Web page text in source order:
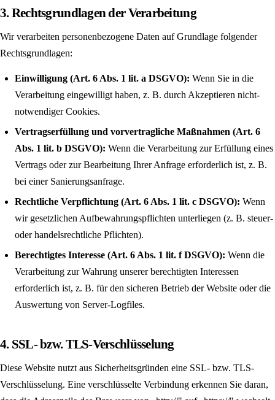
3. Rechtsgrundlagen der Verarbeitung
Wir verarbeiten personenbezogene Daten auf Grundlage folgender
Rechtsgrundlagen:
Einwilligung (Art. 6 Abs. 1 lit. a DSGVO): Wenn Sie in die
Verarbeitung eingewilligt haben, z. B. durch Akzeptieren nicht-
notwendiger Cookies.
Vertragserfüllung und vorvertragliche Maßnahmen (Art. 6
Abs. 1 lit. b DSGVO): Wenn die Verarbeitung zur Erfüllung eines
Vertrags oder zur Bearbeitung Ihrer Anfrage erforderlich ist, z. B.
bei einer Sanierungsanfrage.
Rechtliche Verpflichtung (Art. 6 Abs. 1 lit. c DSGVO): Wenn
wir gesetzlichen Aufbewahrungspflichten unterliegen (z. B. steuer-
oder handelsrechtliche Pflichten).
Berechtigtes Interesse (Art. 6 Abs. 1 lit. f DSGVO): Wenn die
Verarbeitung zur Wahrung unserer berechtigten Interessen
erforderlich ist, z. B. für den sicheren Betrieb der Website oder die
Auswertung von Server-Logfiles.
4. SSL- bzw. TLS-Verschlüsselung
Diese Website nutzt aus Sicherheitsgründen eine SSL- bzw. TLS-
Verschlüsselung. Eine verschlüsselte Verbindung erkennen Sie daran,